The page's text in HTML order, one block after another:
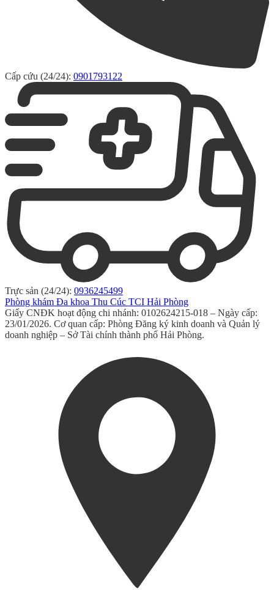
Cấp cứu (24/24): 0901793122
Trực sản (24/24): 0936245499
Phòng khám Đa khoa Thu Cúc TCI Hải Phòng
Giấy CNĐK hoạt động chi nhánh: 0102624215-018 – Ngày cấp:
23/01/2026. Cơ quan cấp: Phòng Đăng ký kinh doanh và Quản lý
doanh nghiệp – Sở Tài chính thành phố Hải Phòng.